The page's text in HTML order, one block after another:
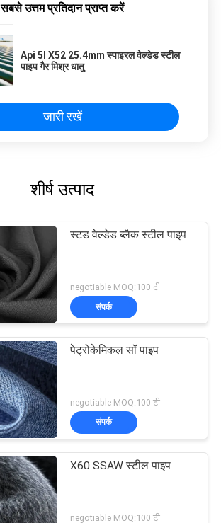
सबसे उत्तम प्रतिदान प्राप्त करें
Api 5l X52 25.4mm स्पाइरल वेल्डेड स्टील
पाइप गैर मिश्र धातु
जारी रखें
शीर्ष उत्पाद
स्टड वेल्डेड ब्लैक स्टील पाइप
negotiable MOQ:100 टी
संपर्क
पेट्रोकेमिकल सॉ पाइप
negotiable MOQ:100 टी
संपर्क
X60 SSAW स्टील पाइप
negotiable MOQ:100 टी